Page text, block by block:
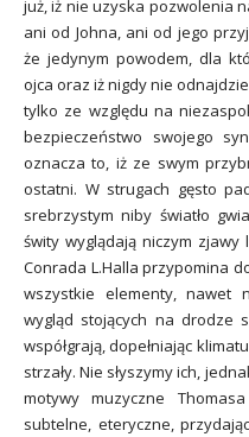
już, iż nie uzyska pozwolenia
ani od Johna, ani od jego
że jedynym powodem, dla
ojca oraz iż nigdy nie
tylko ze względu na
bezpieczeństwo swojego
oznacza to, iż ze swym
ostatni. W strugach gęsto
srebrzystym niby światło
świty wyglądają niczym zjawy
Conrada L.Halla przypomina
wszystkie elementy, nawet
wygląd stojących na drodze
współgrają, dopełniając
strzały. Nie słyszymy ich,
motywy muzyczne
subtelne, eteryczne,